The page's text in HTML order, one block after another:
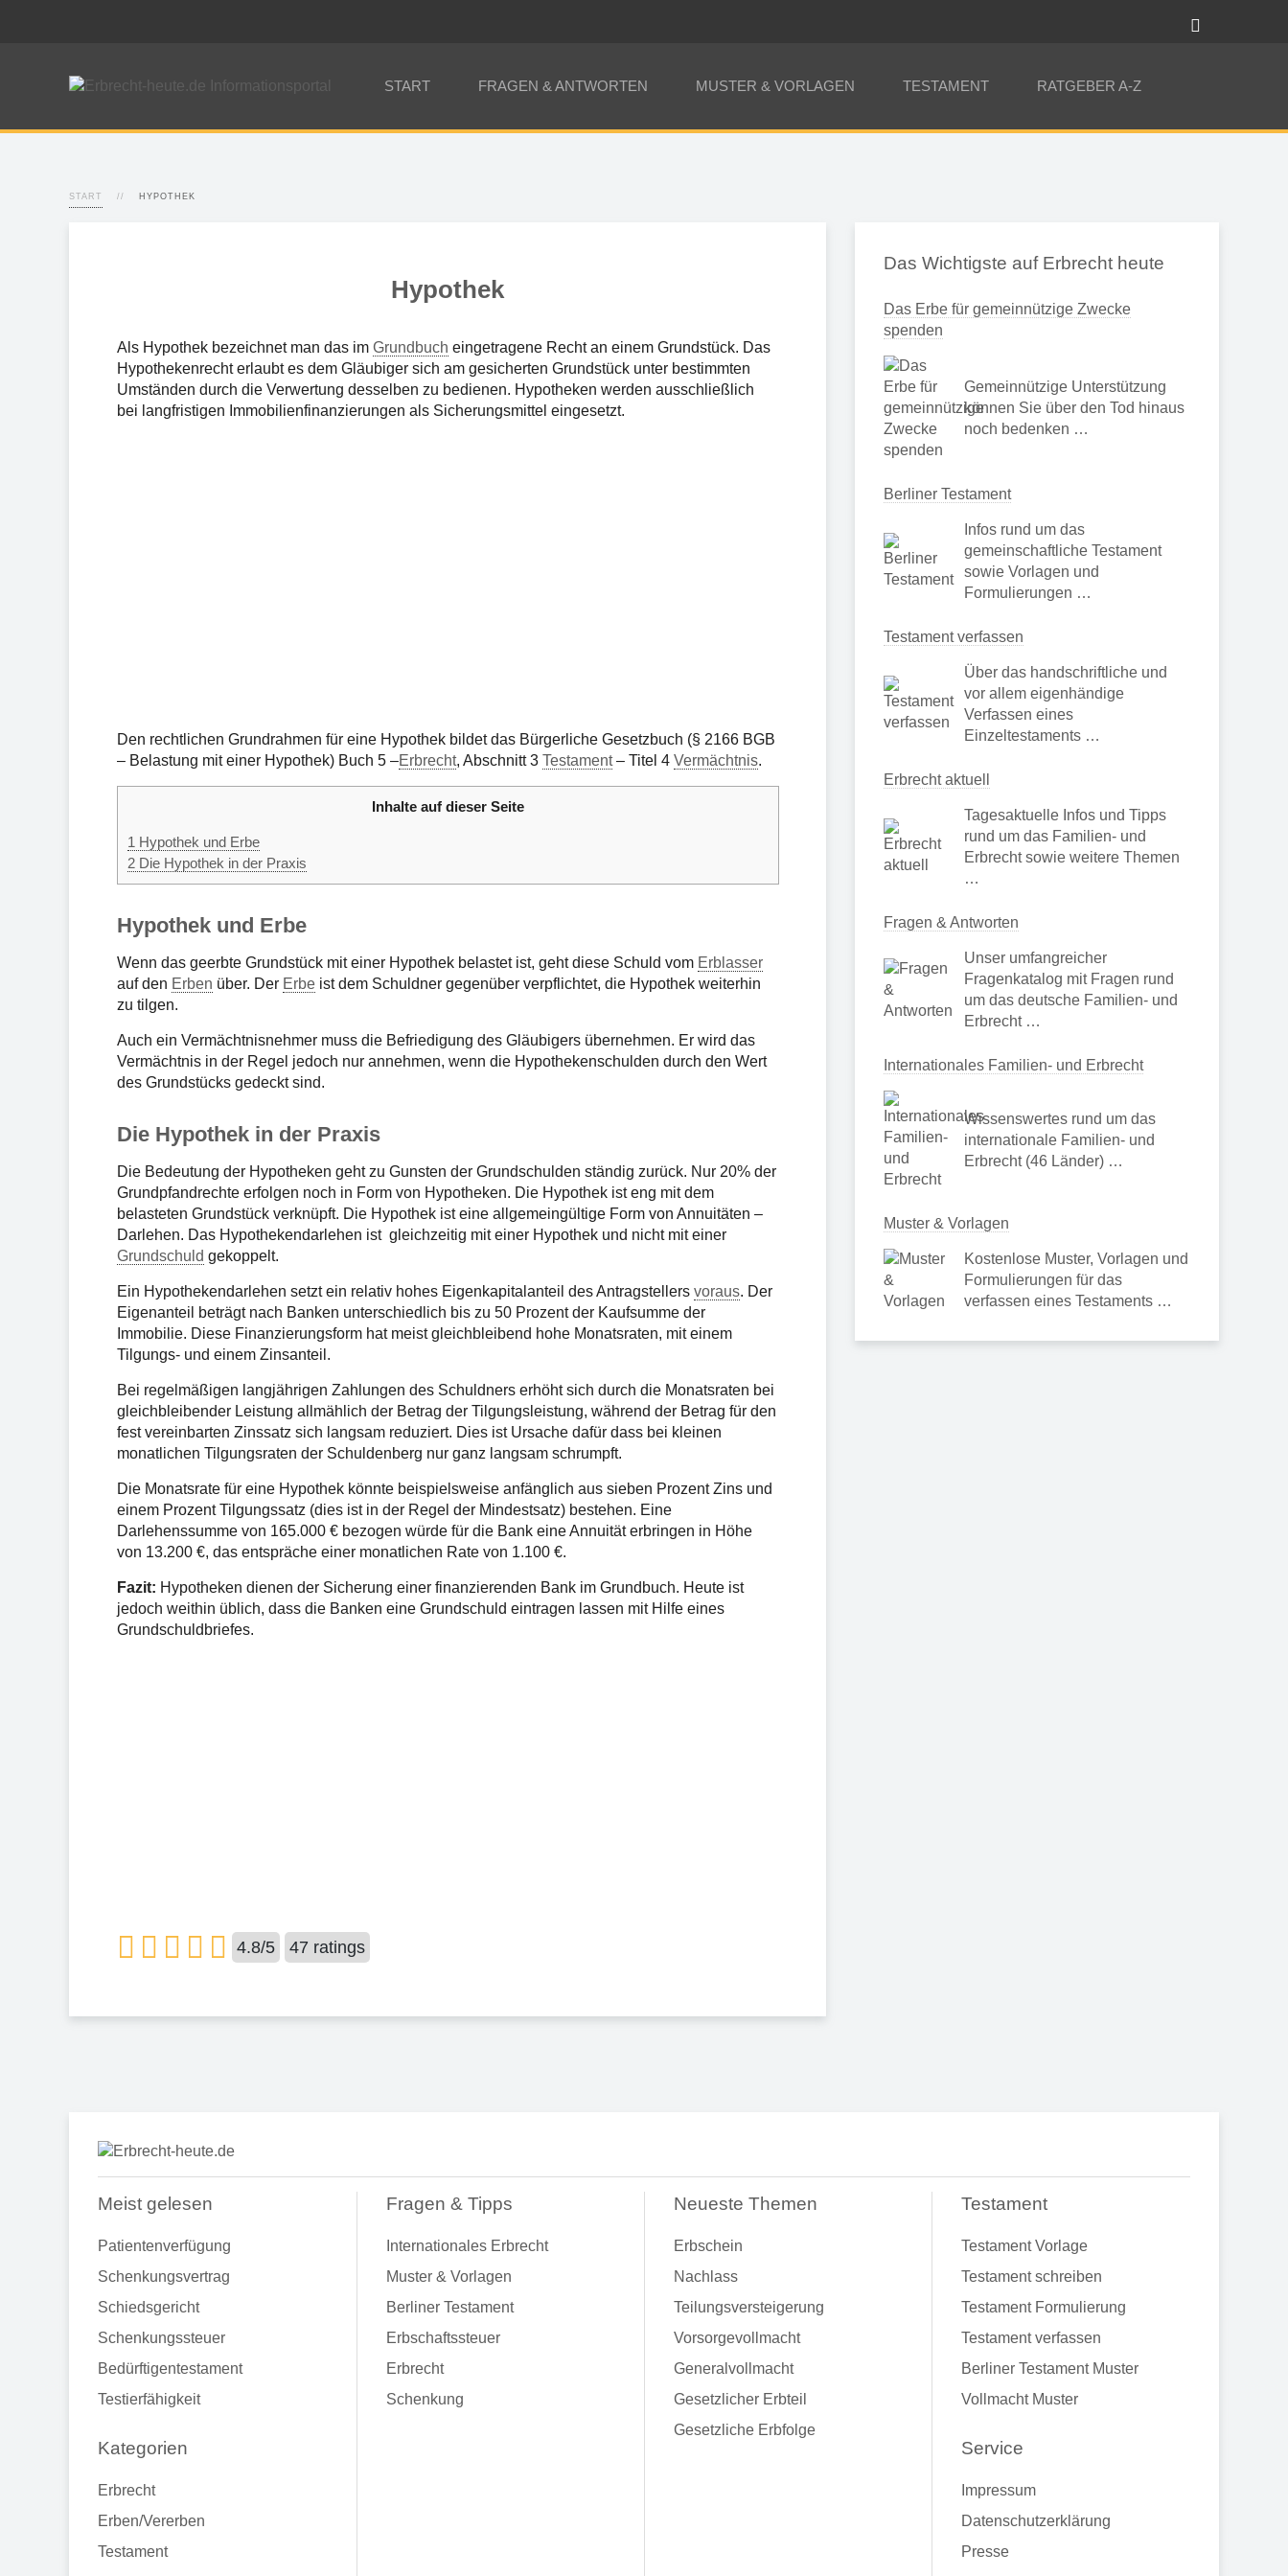
START FRAGEN & ANTWORTEN MUSTER & VORLAGEN TESTAMENT RATGEBER A-Z
START HYPOTHEK
Hypothek
Als Hypothek bezeichnet man das im Grundbuch eingetragene Recht an einem Grundstück. Das
Hypothekenrecht erlaubt es dem Gläubiger sich am gesicherten Grundstück unter bestimmten
Umständen durch die Verwertung desselben zu bedienen. Hypotheken werden ausschließlich
bei langfristigen Immobilienfinanzierungen als Sicherungsmittel eingesetzt.
Den rechtlichen Grundrahmen für eine Hypothek bildet das Bürgerliche Gesetzbuch (§ 2166 BGB
– Belastung mit einer Hypothek) Buch 5 –Erbrecht, Abschnitt 3 Testament– Titel 4 Vermächtnis.
Inhalte auf dieser Seite
1 Hypothek und Erbe
2 Die Hypothek in der Praxis
Hypothek und Erbe
Wenn das geerbte Grundstück mit einer Hypothek belastet ist, geht diese Schuld vom Erblasser
auf den Erben über. Der Erbe ist dem Schuldner gegenüber verpflichtet, die Hypothek weiterhin
zu tilgen.
Auch ein Vermächtnisnehmer muss die Befriedigung des Gläubigers übernehmen. Er wird das
Vermächtnis in der Regel jedoch nur annehmen, wenn die Hypothekenschulden durch den Wert
des Grundstücks gedeckt sind.
Die Hypothek in der Praxis
Die Bedeutung der Hypotheken geht zu Gunsten der Grundschulden ständig zurück. Nur 20% der
Grundpfandrechte erfolgen noch in Form von Hypotheken. Die Hypothek ist eng mit dem
belasteten Grundstück verknüpft. Die Hypothek ist eine allgemeingültige Form von Annuitäten –
Darlehen. Das Hypothekendarlehen ist gleichzeitig mit einer Hypothek und nicht mit einer
Grundschuld gekoppelt.
Ein Hypothekendarlehen setzt ein relativ hohes Eigenkapitalanteil des Antragstellers voraus. Der
Eigenanteil beträgt nach Banken unterschiedlich bis zu 50 Prozent der Kaufsumme der
Immobilie. Diese Finanzierungsform hat meist gleichbleibend hohe Monatsraten, mit einem
Tilgungs- und einem Zinsanteil.
Bei regelmäßigen langjährigen Zahlungen des Schuldners erhöht sich durch die Monatsraten bei
gleichbleibender Leistung allmählich der Betrag der Tilgungsleistung, während der Betrag für den
fest vereinbarten Zinssatz sich langsam reduziert. Dies ist Ursache dafür dass bei kleinen
monatlichen Tilgungsraten der Schuldenberg nur ganz langsam schrumpft.
Die Monatsrate für eine Hypothek könnte beispielsweise anfänglich aus sieben Prozent Zins und
einem Prozent Tilgungssatz (dies ist in der Regel der Mindestsatz) bestehen. Eine
Darlehenssumme von 165.000 € bezogen würde für die Bank eine Annuität erbringen in Höhe
von 13.200 €, das entspräche einer monatlichen Rate von 1.100 €.
Fazit: Hypotheken dienen der Sicherung einer finanzierenden Bank im Grundbuch. Heute ist
jedoch weithin üblich, dass die Banken eine Grundschuld eintragen lassen mit Hilfe eines
Grundschuldbriefes.
4.8/5 47 ratings
Das Wichtigste auf Erbrecht heute
Das Erbe für gemeinnützige Zwecke
spenden
Gemeinnützige Unterstützung
können Sie über den Tod hinaus
noch bedenken …
Berliner Testament
Infos rund um das
gemeinschaftliche Testament
sowie Vorlagen und
Formulierungen …
Testament verfassen
Über das handschriftliche und
vor allem eigenhändige
Verfassen eines
Einzeltestaments …
Erbrecht aktuell
Tagesaktuelle Infos und Tipps
rund um das Familien- und
Erbrecht sowie weitere Themen
…
Fragen & Antworten
Unser umfangreicher
Fragenkatalog mit Fragen rund
um das deutsche Familien- und
Erbrecht …
Internationales Familien- und Erbrecht
Wissenswertes rund um das
internationale Familien- und
Erbrecht (46 Länder) …
Muster & Vorlagen
Kostenlose Muster, Vorlagen und
Formulierungen für das
verfassen eines Testaments …
Meist gelesen
Patientenverfügung
Schenkungsvertrag
Schiedsgericht
Schenkungssteuer
Bedürftigentestament
Testierfähigkeit
Kategorien
Erbrecht
Erben/Vererben
Testament
Fragen & Tipps
Internationales Erbrecht
Muster & Vorlagen
Berliner Testament
Erbschaftssteuer
Erbrecht
Schenkung
Neueste Themen
Erbschein
Nachlass
Teilungsversteigerung
Vorsorgevollmacht
Generalvollmacht
Gesetzlicher Erbteil
Gesetzliche Erbfolge
Testament
Testament Vorlage
Testament schreiben
Testament Formulierung
Testament verfassen
Berliner Testament Muster
Vollmacht Muster
Service
Impressum
Datenschutzerklärung
Presse